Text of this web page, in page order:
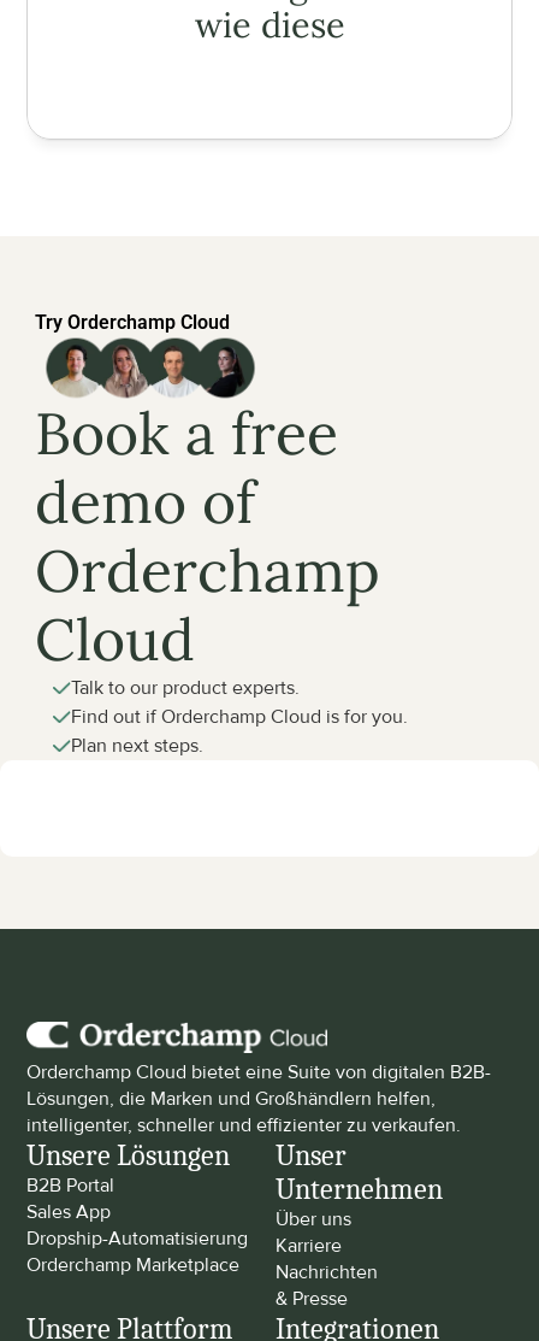
wie diese
Try Orderchamp Cloud
Book a free
demo of
Orderchamp
Cloud
Talk to our product experts.
Find out if Orderchamp Cloud is for you.
Plan next steps.
Orderchamp Cloud bietet eine Suite von digitalen B2B-
Lösungen, die Marken und Großhändlern helfen,
intelligenter, schneller und effizienter zu verkaufen.
Unsere Lösungen
B2B Portal
Sales App
Dropship-Automatisierung
Orderchamp Marketplace
Unser
Unternehmen
Über uns
Karriere
Nachrichten
& Presse
Unsere Plattform Integrationen